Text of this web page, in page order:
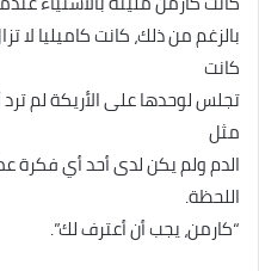
بالزغم من ذلك، كانت كاميليا لا
كانت
تجلس لوحدها على الأريكة لم
مثل
الدم ولم يكن لدى أحد أي
اللحظة.
“كارمن، يجب أن أعترف لك”.